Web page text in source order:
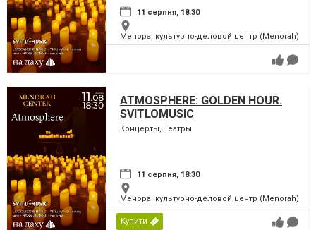
11 серпня, 18:30
Менора, культурно-деловой центр (Menorah)
ATMOSPHERE: GOLDEN HOUR.
SVITLOMUSIC
Концерты, Театры
11 серпня, 18:30
Менора, культурно-деловой центр (Menorah)
Купити